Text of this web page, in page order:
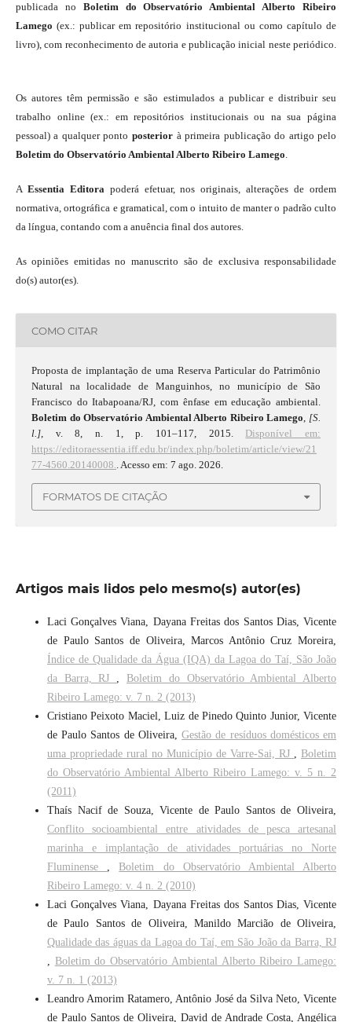
publicada no Boletim do Observatório Ambiental Alberto Ribeiro
Lamego (ex.: publicar em repositório institucional ou como capítulo de
livro), com reconhecimento de autoria e publicação inicial neste periódico.
Os autores têm permissão e são estimulados a publicar e distribuir seu
trabalho online (ex.: em repositórios institucionais ou na sua página
pessoal) a qualquer ponto posterior à primeira publicação do artigo pelo
Boletim do Observatório Ambiental Alberto Ribeiro Lamego.
A Essentia Editorapoderá efetuar, nos originais, alterações de ordem
normativa, ortográfica e gramatical, com o intuito de manter o padrão culto
da língua, contando com a anuência final dos autores.
As opiniões emitidas no manuscrito são de exclusiva responsabilidade
do(s) autor(es).
COMO CITAR
Proposta de implantação de uma Reserva Particular do Patrimônio
Natural na localidade de Manguinhos, no município de São
Francisco do Itabapoana/RJ, com ênfase em educação ambiental.
Boletim do Observatório Ambiental Alberto Ribeiro Lamego, [S.
l.], v. 8, n. 1, p. 101–117, 2015. Disponível em:
https://editoraessentia.iff.edu.br/index.php/boletim/article/view/21
77-4560.20140008.. Acesso em: 7 ago. 2026.
FORMATOS DE CITAÇÃO
Artigos mais lidos pelo mesmo(s) autor(es)
Laci Gonçalves Viana, Dayana Freitas dos Santos Dias, Vicente
de Paulo Santos de Oliveira, Marcos Antônio Cruz Moreira,
Índice de Qualidade da Água (IQA) da Lagoa do Taí, São João
da Barra, RJ
Boletim do Observatório Ambiental Alberto
Ribeiro Lamego: v. 7 n. 2 (2013)
Cristiano Peixoto Maciel, Luiz de Pinedo Quinto Junior, Vicente
de Paulo Santos de Oliveira,Gestão de resíduos domésticos em
uma propriedade rural no Município de Varre-Sai, RJ
Boletim
do Observatório Ambiental Alberto Ribeiro Lamego: v. 5 n. 2
(2011)
Thaís Nacif de Souza, Vicente de Paulo Santos de Oliveira,
Conflito socioambiental entre atividades de pesca artesanal
marinha e implantação de atividades portuárias no Norte
Fluminense
Boletim do Observatório Ambiental Alberto
Ribeiro Lamego: v. 4 n. 2 (2010)
Laci Gonçalves Viana, Dayana Freitas dos Santos Dias, Vicente
de Paulo Santos de Oliveira, Manildo Marcião de Oliveira,
Qualidade das águas da Lagoa do Taí, em São João da Barra, RJ
Boletim do Observatório Ambiental Alberto Ribeiro Lamego:
v. 7 n. 1 (2013)
Leandro Amorim Ratamero, Antônio José da Silva Neto, Vicente
de Paulo Santos de Oliveira, David de Andrade Costa, Angélica